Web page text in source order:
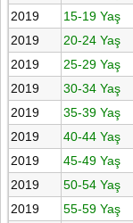
2019
15-19 Yaş
2019
20-24 Yaş
2019
25-29 Yaş
2019
30-34 Yaş
2019
35-39 Yaş
2019
40-44 Yaş
2019
45-49 Yaş
2019
50-54 Yaş
2019
55-59 Yaş